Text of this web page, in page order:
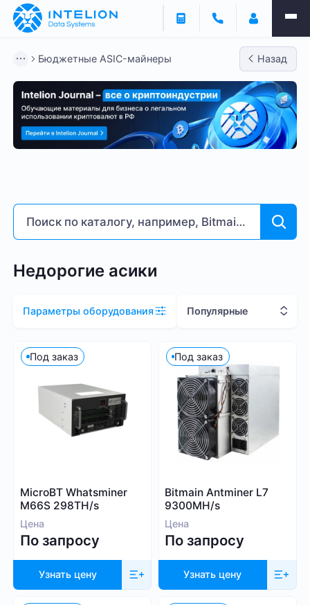
Бюджетные ASIC-майнеры Назад
Фильтры
Готовый бизнес
Контейнеры
1 000 – 200 000
TH/s MH/s GH/s
Недорогие асики
Параметры оборудования Популярные
Под заказ
MicroBT Whatsminer
M66S 298TH/s
Цена
По запросу
Узнать цену
Под заказ
Bitmain Antminer L7
9300MH/s
Цена
По запросу
Узнать цену